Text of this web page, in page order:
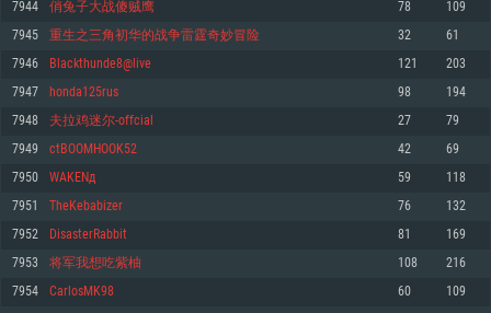
최소사양
운영체제: Windows 10 (64 bit)
프로세서: 2.2 GHz 듀얼코어 이상
메모리: 4GB
그래픽 카드: DirectX 11 이상을 지원하는 AMD Radeon 77XX / NVIDIA
GeForce GT 660. 최소 사양 해상도: 720p
네트워크: 브로드밴드 인터넷
여유 저장 공간: 22.1 GB (최소 클라이언트)
최소사양
운영체제: Mac OS Big Sur 11.0
프로세서: 최소 2.2 GHz의 Core i5 (Intel Xeon 은 지원하지 않습니다)
메모리: 6 GB
그래픽 카드: Metal 을 지원하는 Intel Iris Pro 5200 (Mac), 혹은 이와 비슷한 성
능을 가지는 Mac 버전의 AMD/Nvidia. 최소 해상도: 720p
네트워크: 브로드밴드 인터넷
여유 저장 공간: 22.1 GB (최소 클라이언트)
최소사양
운영체제: 64bit Linux 중 최신 버전
프로세서: 2.4 GHz 듀얼코어
메모리: 4 GB
그래픽 카드: Vulkan 을 지원하고, 최신 그래픽 드라이버를 지원하는 NVIDIA
660 (6개월 미만) 혹은 그와 동급의 성능을 가지며 최신 그래픽 드라이버를 지
원하는 AMD (6개월 미만; 최소사양 지원 해상도 720p)
네트워크: 브로드밴드 인터넷
여유 저장 공간: 22.1 GB (최소 클라이언트)
7944 俏兔子大战傻贼鹰 78 109
7945 重生之三角初华的战争雷霆奇妙冒险 32 61
7946 Blackthunde8@live 121 203
7947 honda125rus 98 194
7948 夫拉鸡迷尔-offcial 27 79
7949 ctBOOMHOOK52 42 69
7950 WAKENд 59 118
7951 TheKebabizer 76 132
7952 DisasterRabbit 81 169
7953 将军我想吃紫柚 108 216
7954 CarlosMK98 60 109